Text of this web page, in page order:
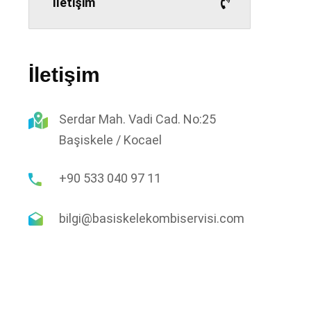
İletişim
Serdar Mah. Vadi Cad. No:25
Başiskele / Kocael
+90 533 040 97 11
bilgi@basiskelekombiservisi.com
haberdar olun.
Faydalı Bilgiler